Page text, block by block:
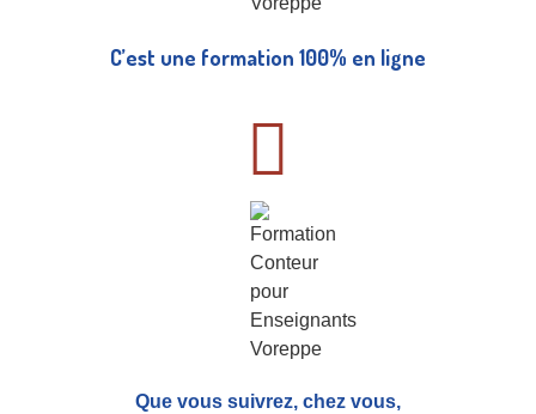
C’est une formation 100% en ligne
Que vous suivrez, chez vous,